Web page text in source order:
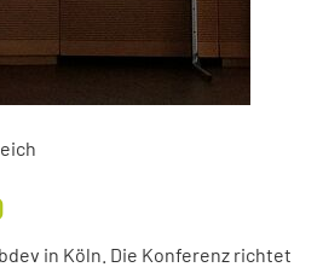
in Köln. Die Konferenz richtet